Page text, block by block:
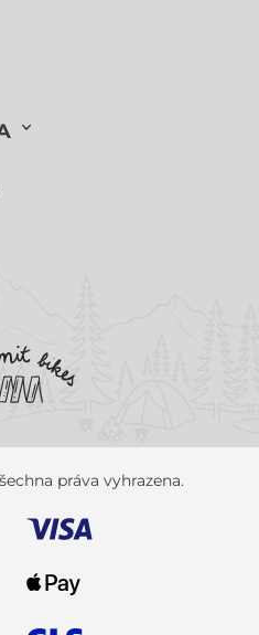
práva vyhrazena.